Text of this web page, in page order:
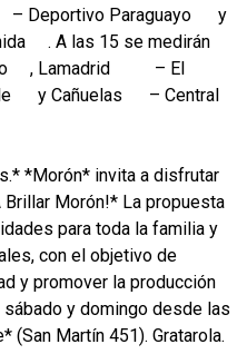
– Deportivo Paraguayo
y
. A las 15 se medirán
, Lamadrid
– El
y Cañuelas
– Central
*Morón* invita a disfrutar
Brillar Morón!* La propuesta
para toda la familia y
con el objetivo de
y promover la producción
y domingo desde las
(San Martín 451). Gratarola.